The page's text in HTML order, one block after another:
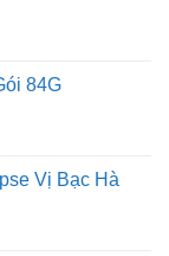
84G
Vị Bạc Hà